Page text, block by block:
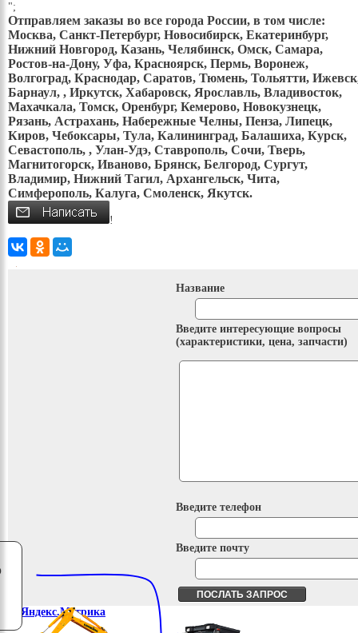
";
Отправляем заказы во все города России, в том числе:
Москва, Санкт-Петербург, Новосибирск, Екатеринбург,
Нижний Новгород, Казань, Челябинск, Омск, Самара,
Ростов-на-Дону, Уфа, Красноярск, Пермь, Воронеж,
Волгоград, Краснодар, Саратов, Тюмень, Тольятти,
Барнаул, , Иркутск, Хабаровск, Ярославль, Владивосток,
Махачкала, Томск, Оренбург, Кемерово, Новокузнецк,
Рязань, Астрахань, Набережные Челны, Пенза, Липецк,
Киров, Чебоксары, Тула, Калининград, Балашиха, Курск,
Севастополь, , Улан-Удэ, Ставрополь, Сочи, Тверь,
Магнитогорск, Иваново, Брянск, Белгород, Сургут,
Владимир, Нижний Тагил, Архангельск, Чита,
Симферополь, Калуга, Смоленск, Якутск.
!
Название
Введите интересующие вопросы
(характеристики, цена, запчасти)
Введите телефон
Введите почту